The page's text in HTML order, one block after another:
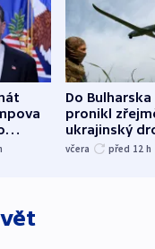
Do Bulharska
pronikl
ukrajinský
explodoval
včera před 12 h